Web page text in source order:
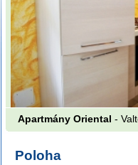
Apartmány Oriental -
Poloha